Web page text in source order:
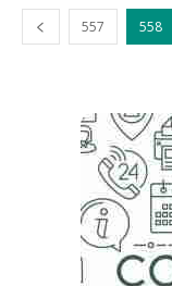
557 558